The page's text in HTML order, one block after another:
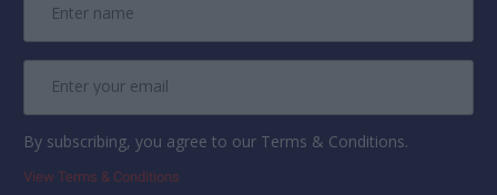
By subscribing, you agree to our Terms & Conditions.
View Terms & Conditions